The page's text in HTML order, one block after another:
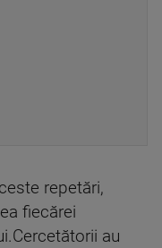
repetări,
fiecărei
au